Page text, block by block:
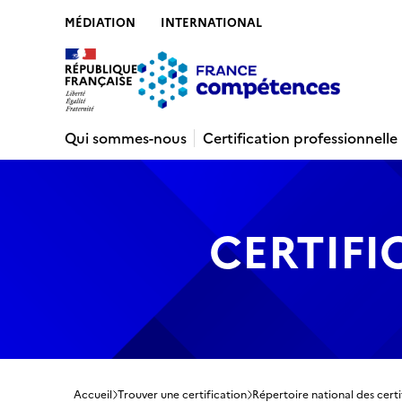
MÉDIATION INTERNATIONAL
Qui sommes-nous
Certification professionnelle
Accueil Trouver une certification Répertoire national des